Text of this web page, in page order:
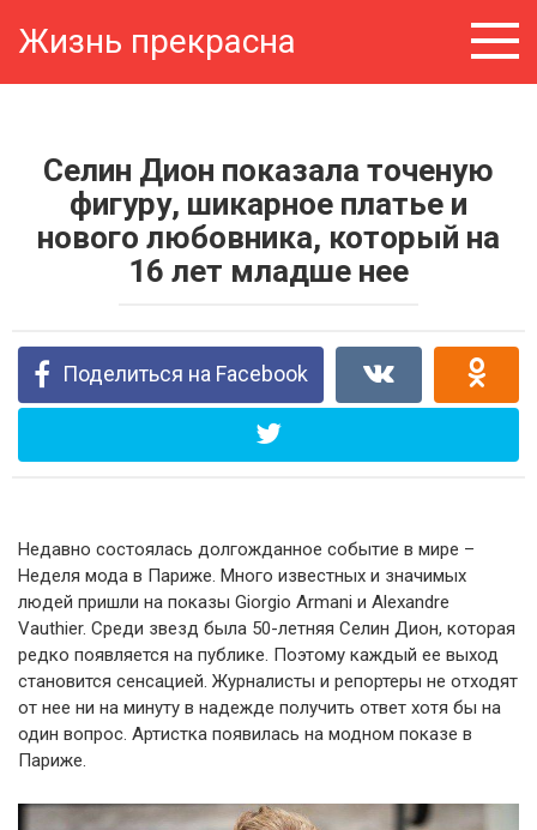
Жизнь прекрасна
Селин Дион показала точеную
фигуру, шикарное платье и
нового любовника, который на
16 лет младше нее
Поделиться на Facebook
Недавно состоялась долгожданное событие в мире –
Неделя мода в Париже. Много известных и значимых
людей пришли на показы Giorgio Armani и Alexandre
Vauthier. Среди звезд была 50-летняя Селин Дион, которая
редко появляется на публике. Поэтому каждый ее выход
становится сенсацией. Журналисты и репортеры не отходят
от нее ни на минуту в надежде получить ответ хотя бы на
один вопрос. Артистка появилась на модном показе в
Париже.